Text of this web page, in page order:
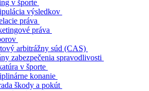
v športe
výsledkov
práva
práva
arbitrážny súd (CAS)
zabezpečenia spravodlivosti
v športe
konanie
škody a pokút